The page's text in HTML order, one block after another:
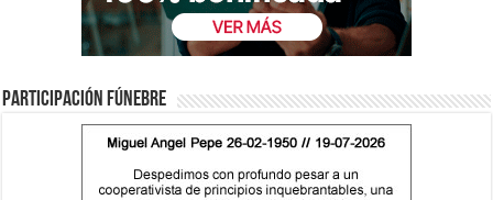
Participación fúnebre